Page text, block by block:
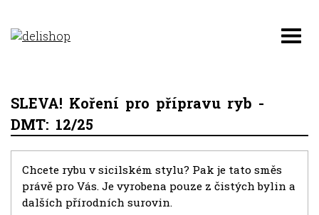
SLEVA! Koření pro přípravu ryb -
DMT: 12/25
Chcete rybu v sicilském stylu? Pak je tato směs
právě pro Vás. Je vyrobena pouze z čistých bylin a
dalších přírodních surovin.